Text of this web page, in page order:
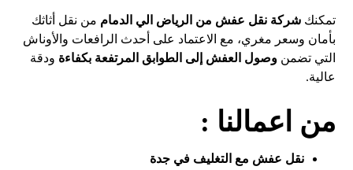
تمكنكشركة نقل عفش من الرياض الي الدمام من نقل أثاثك
بأمان وسعر مغري، مع الاعتماد على أحدث الرافعات والأوناش
التي تضمنوصول العفش إلى الطوابق المرتفعة بكفاءة ودقة
عالية.
من اعمالنا :
نقل عفش مع التغليف في جدة